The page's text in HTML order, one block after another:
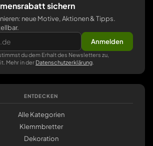
sichern
neue Motive, Aktionen & Tipps.
Anmelden
du dem Erhalt des Newsletters zu,
Mehr in der Datenschutzerklärung
ENTDECKEN
Alle Kategorien
Klemmbretter
Dekoration